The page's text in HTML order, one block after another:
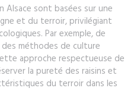
Alsace sont basées sur une
et du terroir, privilégiant
Par exemple, de
méthodes de culture
approche respectueuse de
la pureté des raisins et
du terroir dans les